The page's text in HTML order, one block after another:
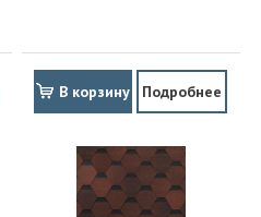
В корзину Подробнее